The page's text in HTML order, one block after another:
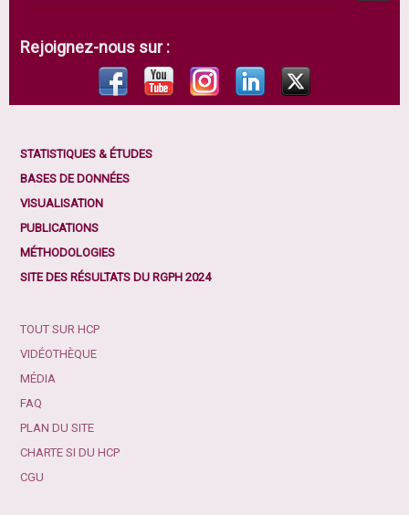
Rejoignez-nous sur :
STATISTIQUES & ÉTUDES
BASES DE DONNÉES
VISUALISATION
PUBLICATIONS
MÉTHODOLOGIES
SITE DES RÉSULTATS DU RGPH 2024
TOUT SUR HCP
VIDÉOTHÈQUE
MÉDIA
FAQ
PLAN DU SITE
CHARTE SI DU HCP
CGU